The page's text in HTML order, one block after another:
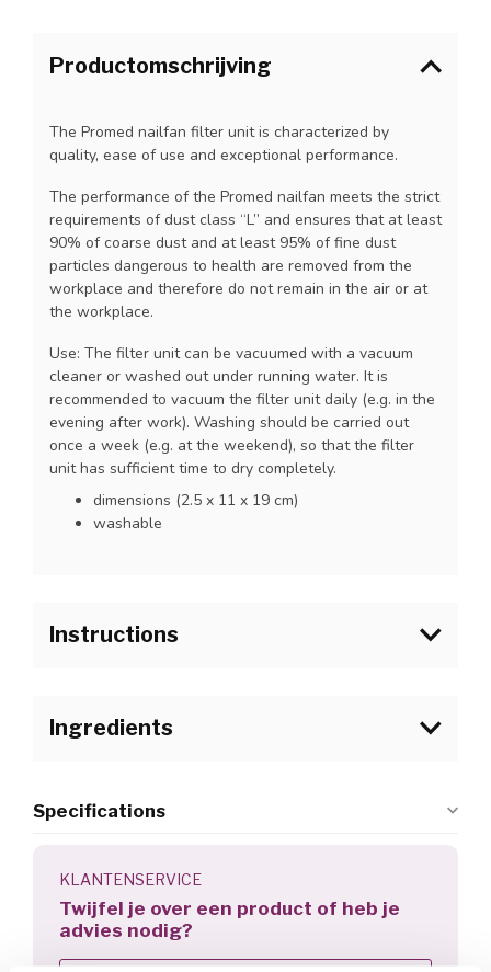
Productomschrijving
The Promed nailfan filter unit is characterized by
quality, ease of use and exceptional performance.
The performance of the Promed nailfan meets the strict
requirements of dust class “L” and ensures that at least
90% of coarse dust and at least 95% of fine dust
particles dangerous to health are removed from the
workplace and therefore do not remain in the air or at
the workplace.
Use: The filter unit can be vacuumed with a vacuum
cleaner or washed out under running water. It is
recommended to vacuum the filter unit daily (e.g. in the
evening after work). Washing should be carried out
once a week (e.g. at the weekend), so that the filter
unit has sufficient time to dry completely.
dimensions (2.5 x 11 x 19 cm)
washable
Instructions
Ingredients
Specifications
KLANTENSERVICE
Twijfel je over een product of heb je
advies nodig?